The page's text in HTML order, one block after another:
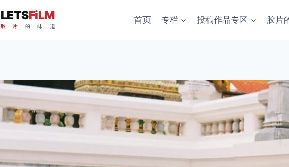
LETSFiLM
胶 片 的 味 道
首页 专栏 投稿作品专区 胶片